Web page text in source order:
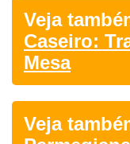
Veja
Caseiro:
Mesa
Veja